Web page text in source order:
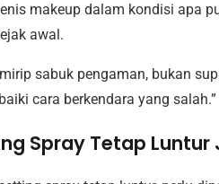
makeup dalam kondisi apa
awal.
sabuk pengaman, bukan
cara berkendara yang salah.”
Spray Tetap Luntur